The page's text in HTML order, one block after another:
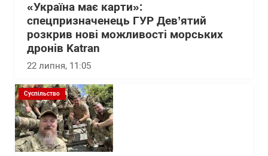
«Україна має карти»:
спецпризначенець ГУР Дев’ятий
розкрив нові можливості морських
дронів Katran
22 липня, 11:05
Суспільство